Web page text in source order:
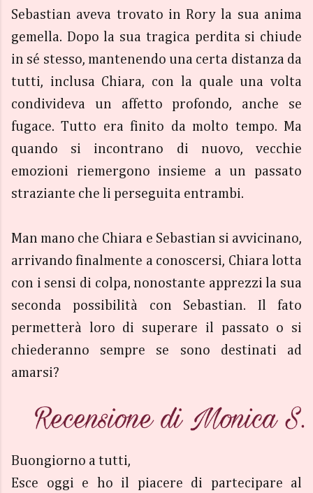
Sebastian aveva trovato in Rory la sua anima
gemella. Dopo la sua tragica perdita si chiude
in sé stesso, mantenendo una certa distanza da
tutti, inclusa Chiara, con la quale una volta
condivideva un affetto profondo, anche se
fugace. Tutto era finito da molto tempo. Ma
quando si incontrano di nuovo, vecchie
emozioni riemergono insieme a un passato
straziante che li perseguita entrambi.
Man mano che Chiara e Sebastian si avvicinano,
arrivando finalmente a conoscersi, Chiara lotta
con i sensi di colpa, nonostante apprezzi la sua
seconda possibilità con Sebastian. Il fato
permetterà loro di superare il passato o si
chiederanno sempre se sono destinati ad
amarsi?
Buongiorno a tutti,
Esce oggi e ho il piacere di partecipare al